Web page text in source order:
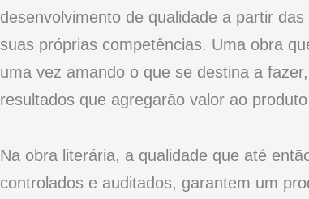
desenvolvimento de qualidade a partir
suas próprias competências. Uma obra
uma vez amando o que se destina a
resultados que agregarão valor ao
Na obra literária, a qualidade que até
controlados e auditados, garantem um